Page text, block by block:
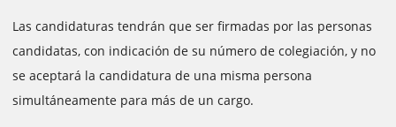
Las candidaturas tendrán que ser firmadas por las personas
candidatas, con indicación de su número de colegiación, y no
se aceptará la candidatura de una misma persona
simultáneamente para más de un cargo.